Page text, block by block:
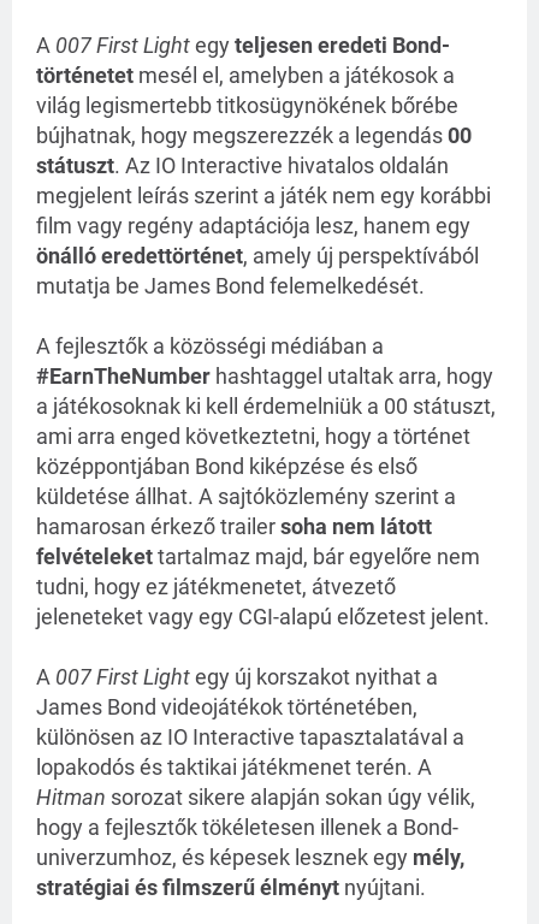
A 007 First Lightegyteljesen eredeti Bond-
történetet mesél el, amelyben a játékosok a
világ legismertebb titkosügynökének bőrébe
bújhatnak, hogy megszerezzék a legendás00
státuszt. Az IO Interactive hivatalos oldalán
megjelent leírás szerint a játék nem egy korábbi
film vagy regény adaptációja lesz, hanem egy
önálló eredettörténet, amely új perspektívából
mutatja be James Bond felemelkedését.
A fejlesztők a közösségi médiában a
#EarnTheNumber hashtaggel utaltak arra, hogy
a játékosoknak ki kell érdemelniük a 00 státuszt,
ami arra enged következtetni, hogy a történet
középpontjában Bond kiképzése és első
küldetése állhat. A sajtóközlemény szerint a
hamarosan érkező trailersoha nem látott
felvételekettartalmaz majd, bár egyelőre nem
tudni, hogy ez játékmenetet, átvezető
jeleneteket vagy egy CGI-alapú előzetest jelent.
A 007 First Lightegy új korszakot nyithat a
James Bond videojátékok történetében,
különösen az IO Interactive tapasztalatával a
lopakodós és taktikai játékmenet terén. A
Hitman sorozat sikere alapján sokan úgy vélik,
hogy a fejlesztők tökéletesen illenek a Bond-
univerzumhoz, és képesek lesznek egy mély,
stratégiai és filmszerű élményt nyújtani.